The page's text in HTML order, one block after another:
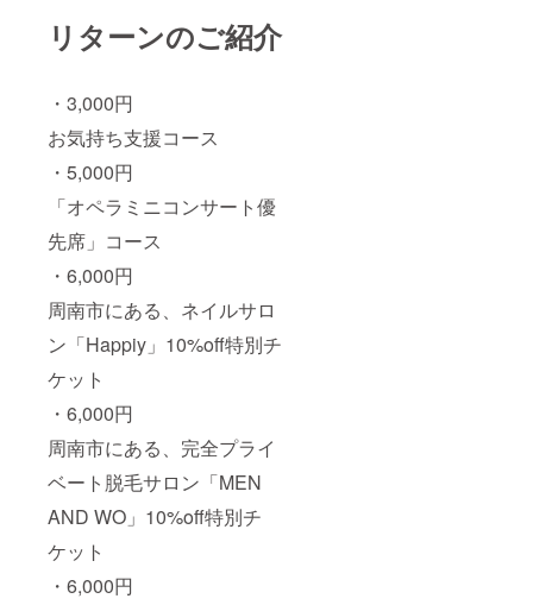
リターンのご紹介
・3,000円
お気持ち支援コース
・5,000円
「オペラミニコンサート優
先席」コース
・6,000円
周南市にある、ネイルサロ
ン「Happiy」10%off特別チ
ケット
・6,000円
周南市にある、完全プライ
ベート脱毛サロン「MEN
AND WO」10%off特別チ
ケット
・6,000円